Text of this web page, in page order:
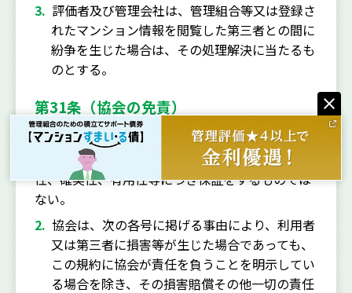
評価者及び管理会社は、管理組合等又は登録さ
れたマンション情報を閲覧した第三者との間に
紛争を生じた場合は、その処理解決に当たるも
のとする。
第31条（協会の免責）
協会は、本サイトを利用するすべての者が本サイ
トを通じて得る情報について、その完全性、正確
性、確実性、有用性等につき保証をするものでは
ない。
協会は、次の各号に掲げる事由により、利用者
又は第三者に損害等が生じた場合であっても、
この規約に協会が責任を負うことを明示してい
る場合を除き、その損害賠償その他一切の責任